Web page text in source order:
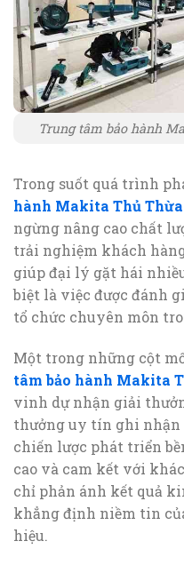
Trung tâm bảo hành
Trong suốt quá trình
hành Makita Thủ
ngừng nâng cao chất
trải nghiệm khách
giúp đại lý gặt hái
biệt là việc được đánh
tổ chức chuyên môn
Một trong những cột
tâm bảo hành Makita
vinh dự nhận giải
thưởng uy tín ghi nhận
chiến lược phát triển
cao và cam kết với
chỉ phản ánh kết quả
khẳng định niềm tin
hiệu.